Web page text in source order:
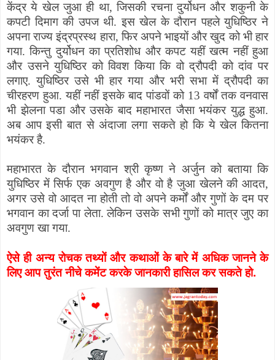
केंद्र ये खेल जुआ ही था,जिसकी रचना दुर्योधन और शकुनी के
कपटी दिमाग की उपज थी. इस खेल के दौरान पहले युधिष्ठिर ने
अपना राज्य इंद्रप्रस्थ हारा,फिर अपने भाइयों और खुद को भी हार
गया. किन्तु दुर्योधन का प्रतिशोध और कपट यहीं खत्म नहीं हुआ
और उसने युधिष्ठिर को विवश किया कि वो द्रौपदी को दांव पर
लगाए. युधिष्ठिर उसे भी हार गया और भरी सभा में द्रौपदी का
चीरहरण हुआ. यहीं नहीं इसके बाद पांडवों को 13 वर्षों तक वनवास
भी झेलना पडा और उसके बाद महाभारत जैसा भयंकर युद्ध हुआ.
अब आप इसी बात से अंदाजा लगा सकते हो कि ये खेल कितना
भयंकर है.
महाभारत के दौरान भगवान श्री कृष्ण ने अर्जुन को बताया कि
युधिष्ठिर में सिर्फ एक अवगुण है और वो है जुआ खेलने की आदत,
अगर उसे वो आदत ना होती तो वो अपने कर्मों और गुणों के दम पर
भगवान का दर्जा पा लेता. लेकिन उसके सभी गुणों को मात्र जुए का
अवगुण खा गया.
ऐसे ही अन्य रोचक तथ्यों और कथाओं के बारे में अधिक जानने के
लिए आप तुरंत नीचे कमेंट करके जानकारी हासिल कर सकते हो.